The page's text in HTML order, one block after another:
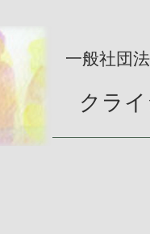
一般社団
クラ